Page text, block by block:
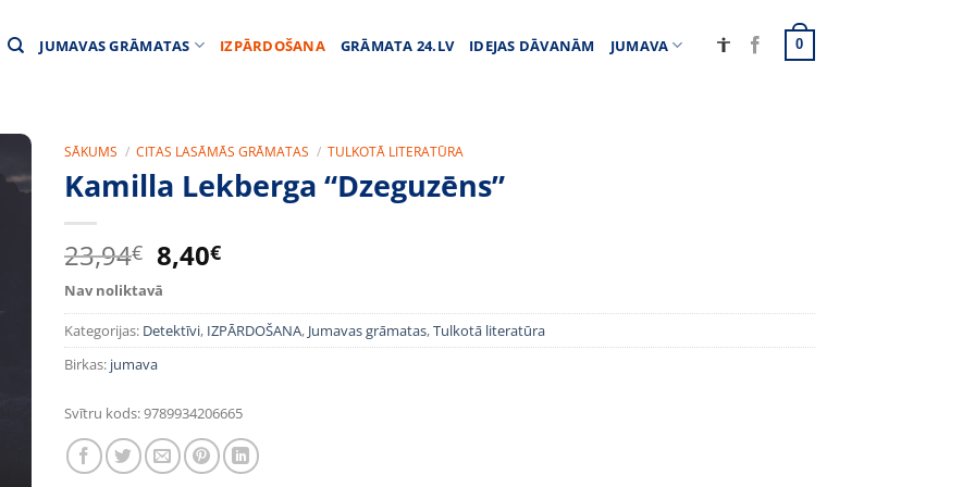
JUMAVAS GRĀMATAS IZPĀRDOŠANA GRĀMATA 24.LV IDEJAS DĀVANĀM JUMAVA 0
SĀKUMS / CITAS LASĀMĀS GRĀMATAS / TULKOTĀ LITERATŪRA
Kamilla Lekberga “Dzeguzēns”
23,94€ Original
price
was:
23,94€.
8,40€Current
is:
8,40€.
Nav noliktavā
Kategorijas: Detektīvi, IZPĀRDOŠANA, Jumavas grāmatas,Tulkotā literatūra
Birkas: jumava
Svītru kods:9789934206665